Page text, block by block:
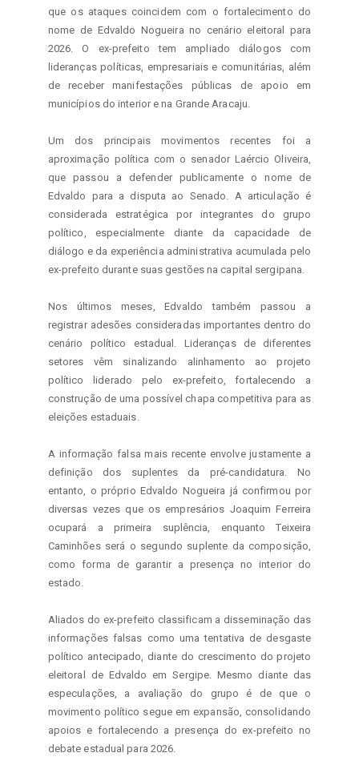
que os ataques coincidem com o fortalecimento do
nome de Edvaldo Nogueira no cenário eleitoral para
2026. O ex-prefeito tem ampliado diálogos com
lideranças políticas, empresariais e comunitárias, além
de receber manifestações públicas de apoio em
municípios do interior e na Grande Aracaju.
Um dos principais movimentos recentes foi a
aproximação política com o senador Laércio Oliveira,
que passou a defender publicamente o nome de
Edvaldo para a disputa ao Senado. A articulação é
considerada estratégica por integrantes do grupo
político, especialmente diante da capacidade de
diálogo e da experiência administrativa acumulada pelo
ex-prefeito durante suas gestões na capital sergipana.
Nos últimos meses, Edvaldo também passou a
registrar adesões consideradas importantes dentro do
cenário político estadual. Lideranças de diferentes
setores vêm sinalizando alinhamento ao projeto
político liderado pelo ex-prefeito, fortalecendo a
construção de uma possível chapa competitiva para as
eleições estaduais.
A informação falsa mais recente envolve justamente a
definição dos suplentes da pré-candidatura. No
entanto, o próprio Edvaldo Nogueira já confirmou por
diversas vezes que os empresários Joaquim Ferreira
ocupará a primeira suplência, enquanto Teixeira
Caminhões será o segundo suplente da composição,
como forma de garantir a presença no interior do
estado.
Aliados do ex-prefeito classificam a disseminação das
informações falsas como uma tentativa de desgaste
político antecipado, diante do crescimento do projeto
eleitoral de Edvaldo em Sergipe. Mesmo diante das
especulações, a avaliação do grupo é de que o
movimento político segue em expansão, consolidando
apoios e fortalecendo a presença do ex-prefeito no
debate estadual para 2026.